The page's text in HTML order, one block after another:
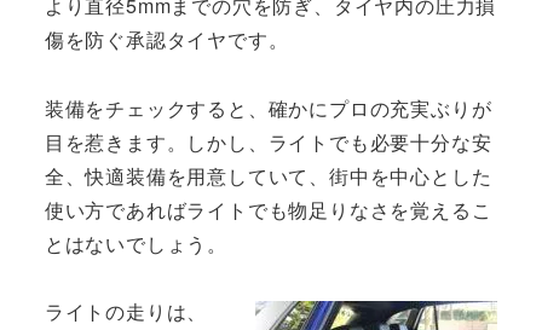
傷を防ぐ承認タイヤです。
装備をチェックすると、確かにプロの充実ぶりが
目を惹きます。しかし、ライトでも必要十分な安
全、快適装備を用意していて、街中を中心とした
使い方であればライトでも物足りなさを覚えるこ
とはないでしょう。
ライトの走りは、